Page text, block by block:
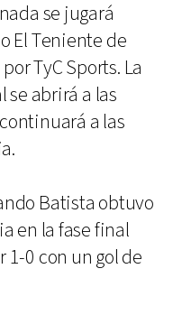
se jugará
El Teniente de
TyC Sports. La
se abrirá a las
a las
Batista obtuvo
en la fase final
1-0 con un gol de